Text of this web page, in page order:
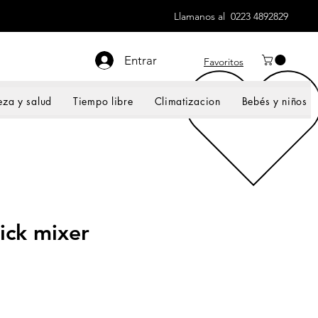
Llamanos al 0223 4892829
Entrar Favoritos
y salud Tiempo libre Climatizacion Bebés y niños
mixer